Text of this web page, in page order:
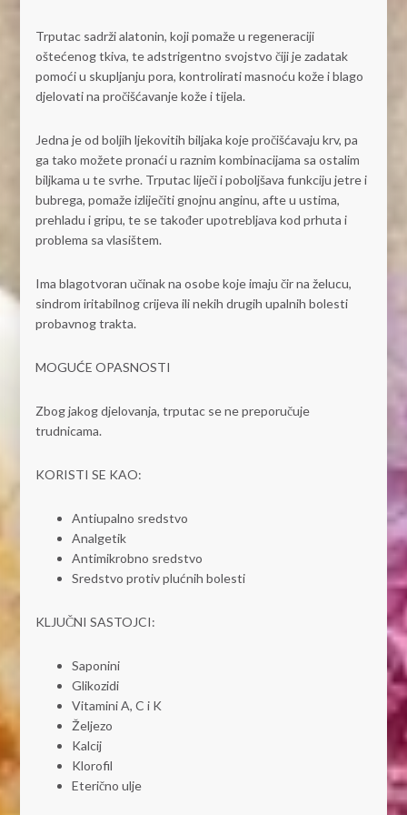
Trputac sadrži alatonin, koji pomaže u regeneraciji
oštećenog tkiva, te adstrigentno svojstvo čiji je zadatak
pomoći u skupljanju pora, kontrolirati masnoću kože i blago
djelovati na pročišćavanje kože i tijela.
Jedna je od boljih ljekovitih biljaka koje pročišćavaju krv, pa
ga tako možete pronaći u raznim kombinacijama sa ostalim
biljkama u te svrhe. Trputac liječi i poboljšava funkciju jetre i
bubrega, pomaže izliječiti gnojnu anginu, afte u ustima,
prehladu i gripu, te se također upotrebljava kod prhuta i
problema sa vlasištem.
Ima blagotvoran učinak na osobe koje imaju čir na želucu,
sindrom iritabilnog crijeva ili nekih drugih upalnih bolesti
probavnog trakta.
MOGUĆE OPASNOSTI
Zbog jakog djelovanja, trputac se ne preporučuje
trudnicama.
KORISTI SE KAO:
Antiupalno sredstvo
Analgetik
Antimikrobno sredstvo
Sredstvo protiv plućnih bolesti
KLJUČNI SASTOJCI:
Saponini
Glikozidi
Vitamini A, C i K
Željezo
Kalcij
Klorofil
Eterično ulje